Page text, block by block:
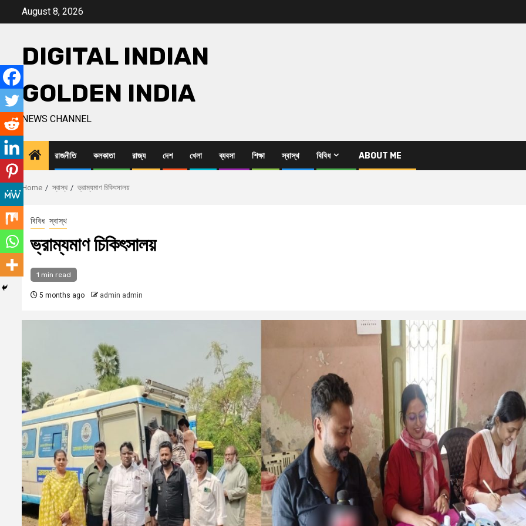
August 8, 2026
DIGITAL INDIAN
GOLDEN INDIA
NEWS CHANNEL
রাজনীতি কলকাতা রাজ্য দেশ খেলা ব্যবসা শিক্ষা স্বাস্থ বিবিধ ABOUT ME
Home স্বাস্থ ভ্রাম্যমাণ চিকিৎসালয়
বিবিধ স্বাস্থ
ভ্রাম্যমাণ চিকিৎসালয়
1 min read
5 months ago admin admin